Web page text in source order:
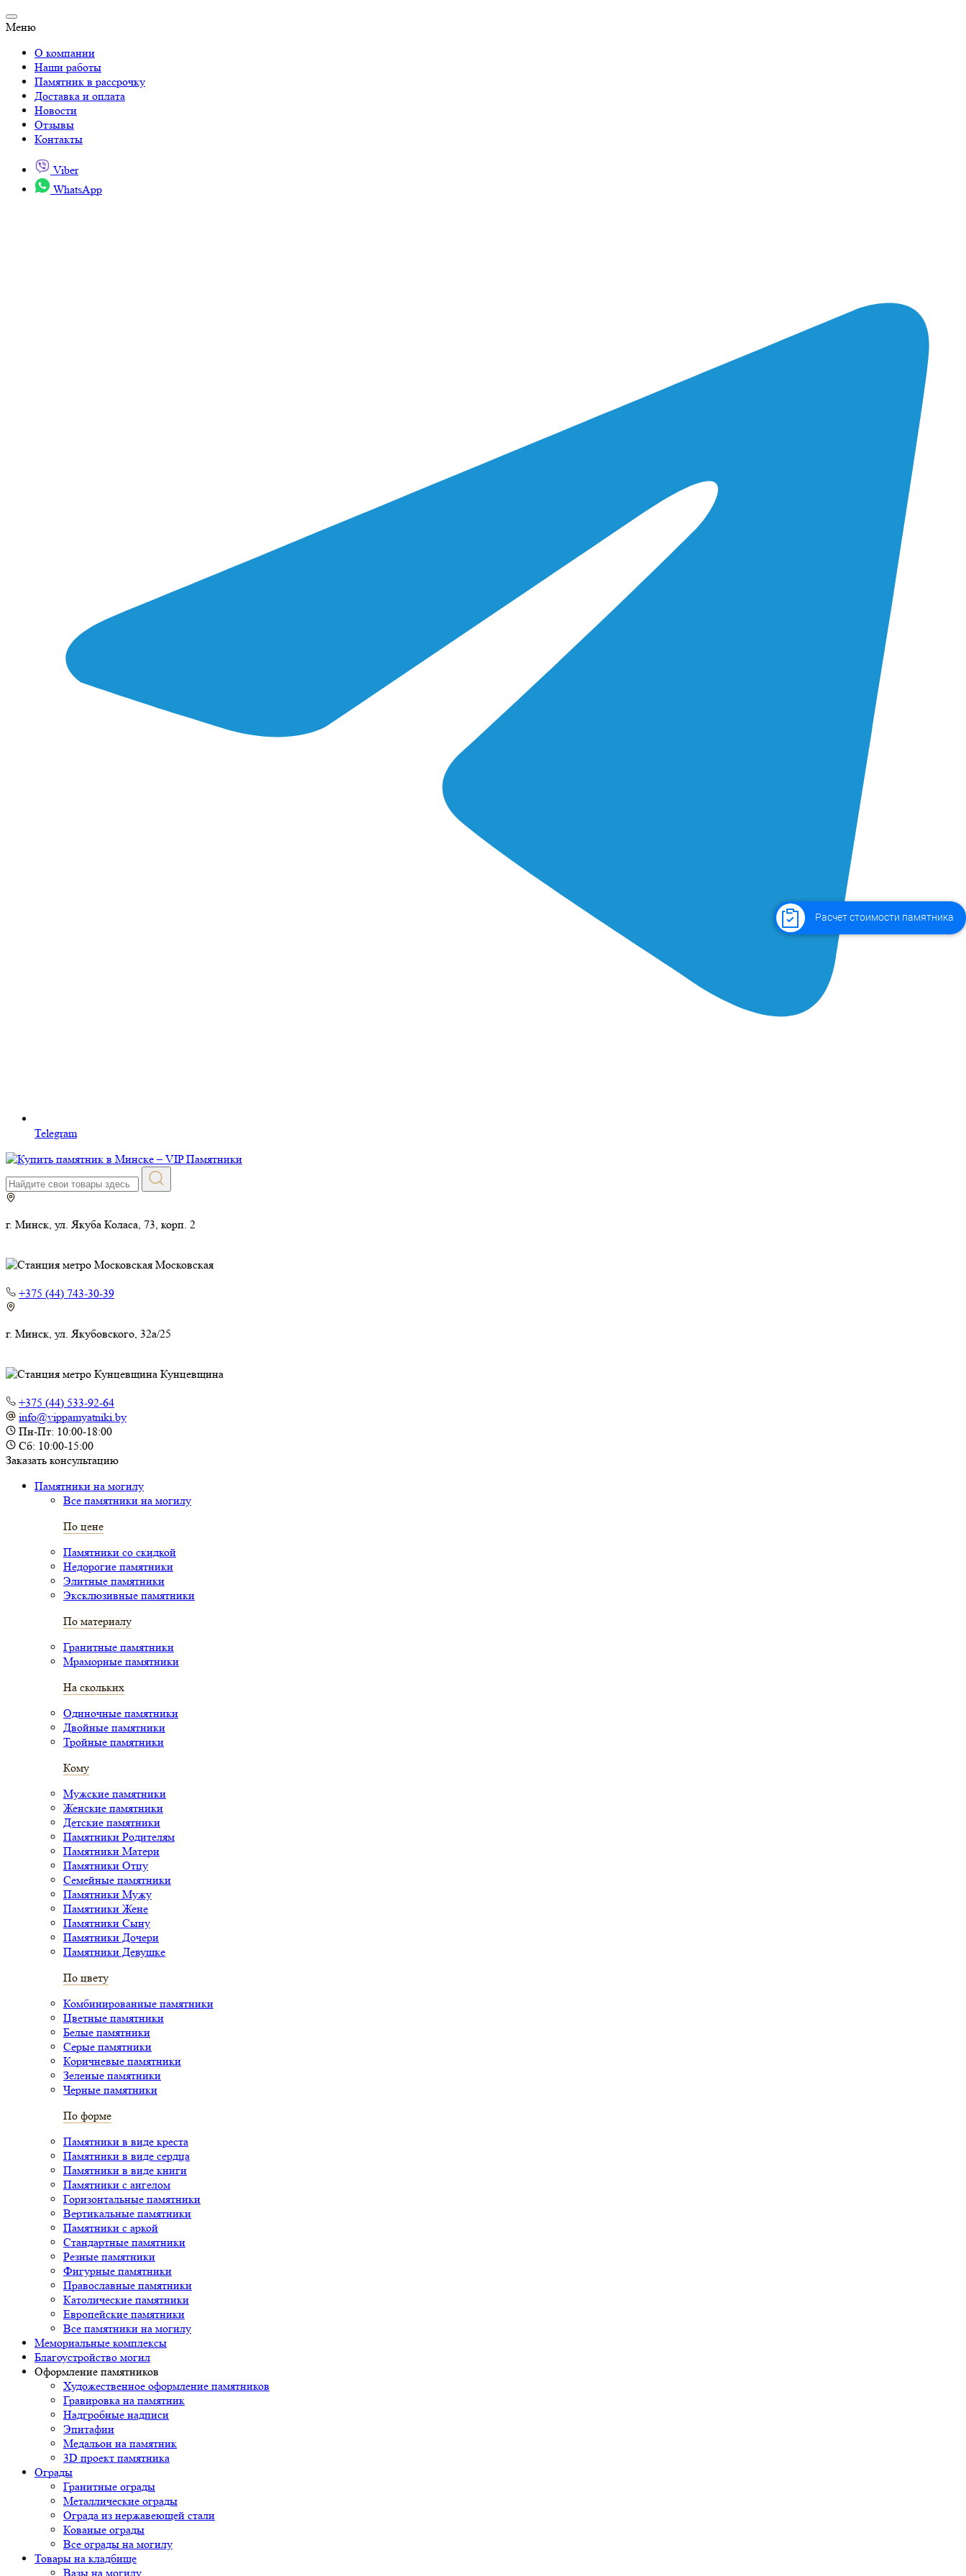
Меню
О компании
Наши работы
Памятник в рассрочку
Доставка и оплата
Новости
Отзывы
Контакты
Viber
WhatsApp
Telegram
г. Минск, ул. Якуба Коласа, 73, корп. 2
Московская
+375 (44) 743-30-39
г. Минск, ул. Якубовского, 32а/25
Кунцевщина
+375 (44) 533-92-64
info@vippamyatniki.by
Пн-Пт: 10:00-18:00
Сб: 10:00-15:00
Заказать консультацию
Памятники на могилу
Все памятники на могилу
По цене
Памятники со скидкой
Недорогие памятники
Элитные памятники
Эксклюзивные памятники
По материалу
Гранитные памятники
Мраморные памятники
На скольких
Одиночные памятники
Двойные памятники
Тройные памятники
Кому
Мужские памятники
Женские памятники
Детские памятники
Памятники Родителям
Памятники Матери
Памятники Отцу
Семейные памятники
Памятники Мужу
Памятники Жене
Памятники Сыну
Памятники Дочери
Памятники Девушке
По цвету
Комбинированные памятники
Цветные памятники
Белые памятники
Серые памятники
Коричневые памятники
Зеленые памятники
Черные памятники
По форме
Памятники в виде креста
Памятники в виде сердца
Памятники в виде книги
Памятники с ангелом
Горизонтальные памятники
Вертикальные памятники
Памятники с аркой
Стандартные памятники
Резные памятники
Фигурные памятники
Православные памятники
Католические памятники
Европейские памятники
Все памятники на могилу
Мемориальные комплексы
Благоустройство могил
Оформление памятников
Художественное оформление памятников
Гравировка на памятник
Надгробные надписи
Эпитафии
Медальон на памятник
3D проект памятника
Ограды
Гранитные ограды
Металлические ограды
Ограда из нержавеющей стали
Кованые ограды
Все ограды на могилу
Товары на кладбище
Вазы на могилу
Расчет стоимости памятника